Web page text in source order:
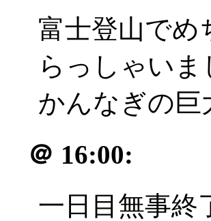
富士登山でめ
らっしゃいま
かんなぎの巨
＠ 16:00:
一日目無事終